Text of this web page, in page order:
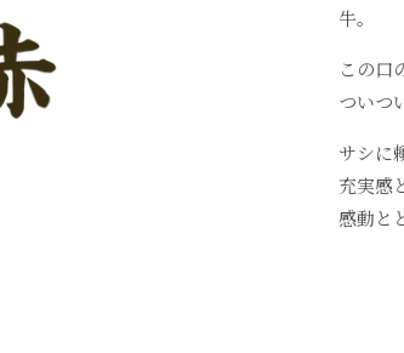
牛。
この口
ついつ
サシに
充実感
感動と